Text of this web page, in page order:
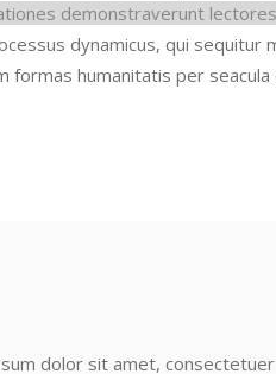
demonstraverunt
dynamicus, qui sequitur
formas humanitatis per seacula
dolor sit amet,